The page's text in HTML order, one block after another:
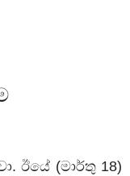
.ඊයේ (මාර්තු18)